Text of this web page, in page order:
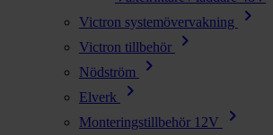
Victron systemövervakning
chevron_right
Victron tillbehör chevron_right
Nödström chevron_right
Elverk chevron_right
Monteringstillbehör 12V chevron_right